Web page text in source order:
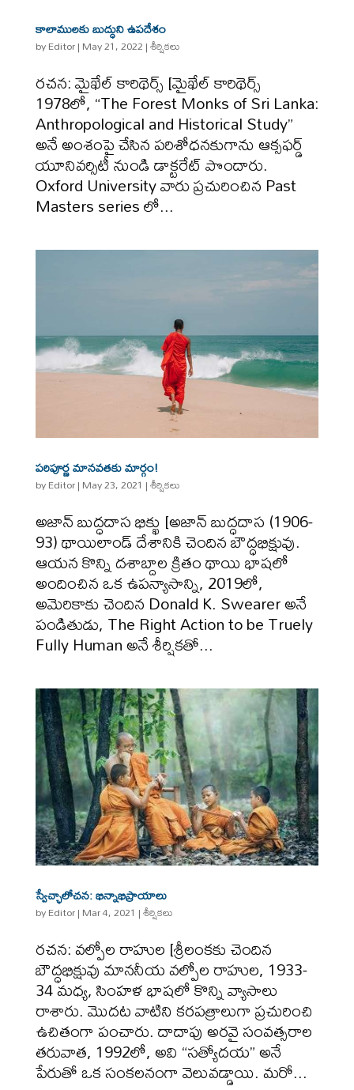
కాలాములకు బుద్ధుని ఉపదేశం
byEditor|May 21, 2022|శీర్షికలు
రచన: మైఖేల్ కారిథెర్స్ [మైఖేల్ కారిథెర్స్
1978లో, “The Forest Monks of Sri Lanka:
Anthropological and Historical Study”
అనే అంశంపై చేసిన పరిశోధనకుగాను ఆక్సఫర్డ్
యూనివర్సిటీ నుండి డాక్టరేట్ పొందారు.
Oxford University వారు ప్రచురించిన Past
Masters series లో...
పరిపూర్ణ మానవతకు మార్గం!
byEditor|May 23, 2021 |శీర్షికలు
అజాన్ బుద్ధదాస భిక్ఖు [అజాన్ బుద్ధదాస (1906-
93) థాయిలాండ్ దేశానికి చెందిన బౌద్ధభిక్షువు.
ఆయన కొన్ని దశాబ్దాల క్రితం థాయి భాషలో
అందించిన ఒక ఉపన్యాసాన్ని, 2019లో,
అమెరికాకు చెందిన Donald K. Swearer అనే
పండితుడు, The Right Action to be Truely
Fully Human అనే శీర్షికతో...
స్వేచ్ఛాలోచన: భిన్నాభిప్రాయాలు
byEditor|Mar 4, 2021 |శీర్షికలు
రచన: వల్పోల రాహుల [శ్రీలంకకు చెందిన
బౌద్ధభిక్షువు మాననీయ వల్పోల రాహుల, 1933-
34 మధ్య, సింహళ భాషలో కొన్ని వ్యాసాలు
రాశారు. మొదట వాటిని కరపత్రాలుగా ప్రచురించి
ఉచితంగా పంచారు. దాదాపు అరవై సంవత్సరాల
తరువాత, 1992లో, అవి “సత్యోదయ” అనే
పేరుతో ఒక సంకలనంగా వెలువడ్డాయి. మరో...